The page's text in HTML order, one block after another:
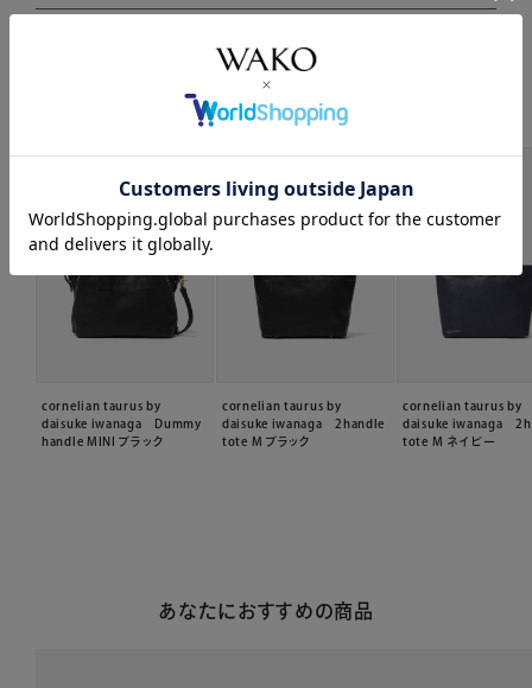
cornelian taurus by
daisuke iwanaga Dummy
handle MINI ブラック
cornelian taurus by
daisuke iwanaga 2handle
tote M ブラック
cornelian taurus by
daisuke iwanaga
tote M ネイビー
あなたにおすすめの商品